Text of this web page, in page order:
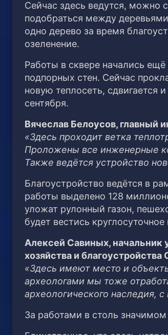
Сейчас здесь ведутся, можно
подобраться между
одно дерево за время
озеленение.
Работы в сквере начались
подпорных стен. Сейчас
новую теплосеть, сдвигается
сентября.
Вячеслав Белоусов, главный
«Здесь проходит ветка
Проложены все инженерные
Также ведётся устройство
Благоустройство ведётся в
работы выделено 128
уложат рулонный газон,
будет вестись
Алексей Савиных, начальник
хозяйства и благоустройства
«Здесь имеют место и
археологами мы тоже
археологического наследия,
За работами в столь